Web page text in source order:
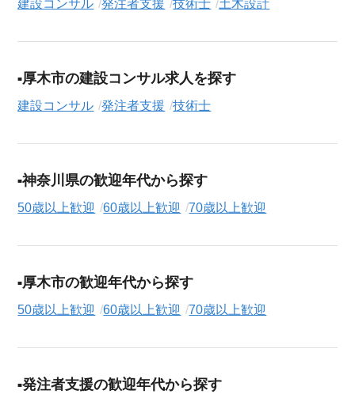
（正社員、契約社員、アルバイト・パート）や、勤務地、年
たこだわり条件での絞り込み検索も可能です。
この発注者支援・技術士の求人にご興味をお持ちの方はもちろ
職支援サービス（無料）にお申し込みください。
建設コンサル 発注者支援 技術士 土木設計
厚木市の建設コンサル求人を探す
建設コンサル 発注者支援 技術士
神奈川県の歓迎年代から探す
50歳以上歓迎 60歳以上歓迎 70歳以上歓迎
厚木市の歓迎年代から探す
50歳以上歓迎 60歳以上歓迎 70歳以上歓迎
発注者支援の歓迎年代から探す